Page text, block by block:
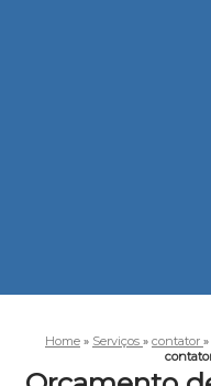
Home » Serviços » contator »